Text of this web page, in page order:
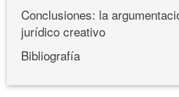
Conclusiones: la
jurídico creativo
Bibliografía